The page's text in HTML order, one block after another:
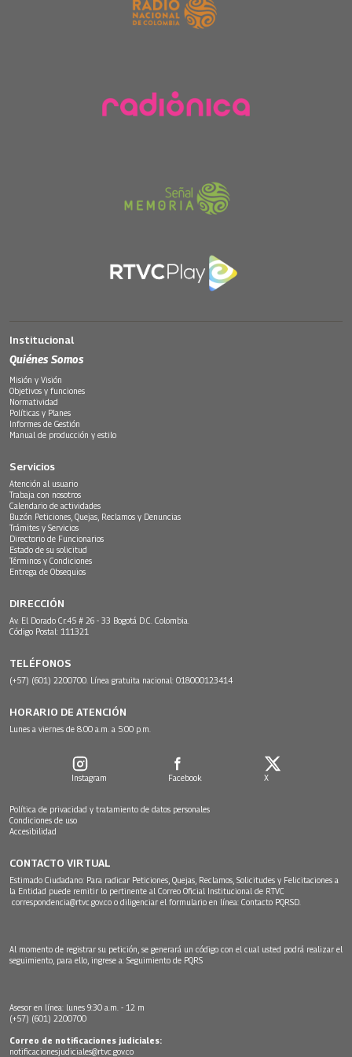
Institucional
Quiénes Somos
Misión y Visión
Objetivos y funciones
Normatividad
Políticas y Planes
Informes de Gestión
Manual de producción y estilo
Servicios
Atención al usuario
Trabaja con nosotros
Calendario de actividades
Buzón Peticiones, Quejas, Reclamos y Denuncias
Trámites y Servicios
Directorio de Funcionarios
Estado de su solicitud
Términos y Condiciones
Entrega de Obsequios
DIRECCIÓN
Av. El Dorado Cr.45 # 26 - 33 Bogotá D.C. Colombia.
Código Postal: 111321
TELÉFONOS
(+57) (601) 2200700. Línea gratuita nacional: 018000123414
HORARIO DE ATENCIÓN
Lunes a viernes de 8:00 a.m. a 5:00 p.m.
Instagram Facebook X
Política de privacidad y tratamiento de datos personales
Condiciones de uso
Accesibilidad
CONTACTO VIRTUAL
Estimado Ciudadano: Para radicar Peticiones, Quejas, Reclamos, Solicitudes y Felicitaciones a
la Entidad puede remitir lo pertinente al Correo Oficial Institucional de RTVC
correspondencia@rtvc.gov.co o diligenciar el formulario en línea: Contacto PQRSD.
Al momento de registrar su petición, se generará un código con el cual usted podrá realizar el
seguimiento, para ello, ingrese a: Seguimiento de PQRS
Asesor en línea: lunes 9:30 a.m. - 12 m
(+57) (601) 2200700
Correo de notificaciones judiciales:
notificacionesjudiciales@rtvc.gov.co